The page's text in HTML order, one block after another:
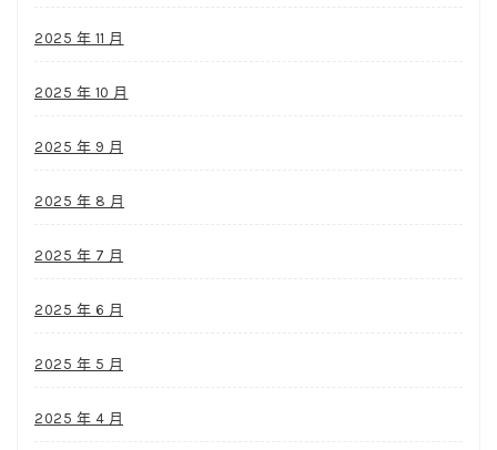
2025 年 11 月
2025 年 10 月
2025 年 9 月
2025 年 8 月
2025 年 7 月
2025 年 6 月
2025 年 5 月
2025 年 4 月